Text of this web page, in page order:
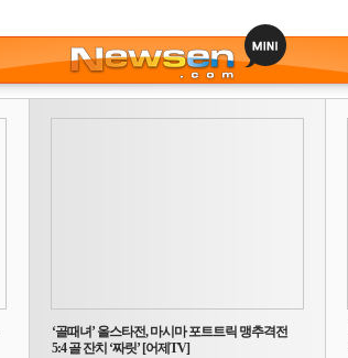
‘골때녀’ 올스타전, 마시마 포트트릭 맹추격전
5:4 골 잔치 ‘짜릿’ [어제TV]